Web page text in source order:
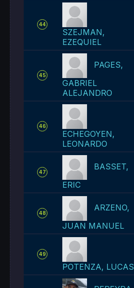
44
SZEJMAN,
EZEQUIEL
45
PAGES,
GABRIEL
ALEJANDRO
46
ECHEGOYEN,
LEONARDO
47
BASSET,
ERIC
48
ARZENO,
JUAN MANUEL
49
POTENZA, LUCAS